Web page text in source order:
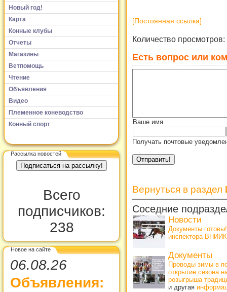
Новый год!
Карта
Конные клубы
Отчеты
Магазины
Ветпомощь
Чтение
Объявления
Видео
Племенное коневодство
Конный спорт
Рассылка новостей
Всего
подписчиков:
238
Новое на сайте
06.08.26
Объявления:
[Постоянная ссылка]
Количество просмотров:
Есть вопрос или
Ваше имя
Получать почтовые
Вернуться в раздел
Соседние
Новости
Документы
инспектора ВНИИК
Документы
Проводы зимы в
открытие сезона
розыгрыша
и другая